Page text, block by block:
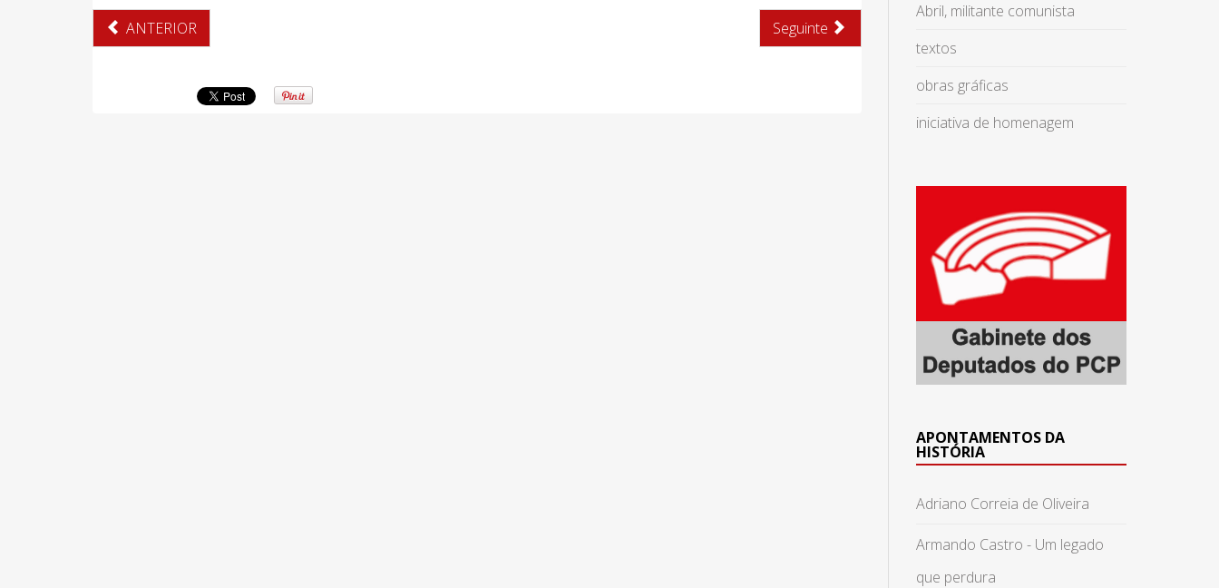
ANTERIOR Seguinte
Abril, militante comunista
textos
obras gráficas
iniciativa de homenagem
APONTAMENTOS DA
HISTÓRIA
Adriano Correia de Oliveira
Armando Castro - Um legado
que perdura